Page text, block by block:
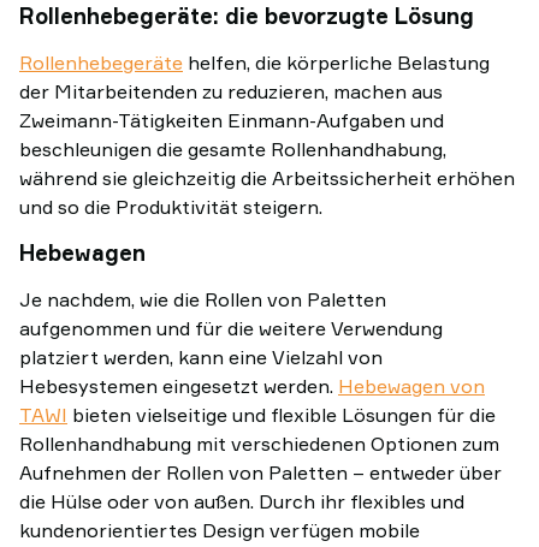
Rollenhebegeräte: die bevorzugte Lösung
Rollenhebegeräte helfen, die körperliche Belastung
der Mitarbeitenden zu reduzieren, machen aus
Zweimann-Tätigkeiten Einmann-Aufgaben und
beschleunigen die gesamte Rollenhandhabung,
während sie gleichzeitig die Arbeitssicherheit erhöhen
und so die Produktivität steigern.
Hebewagen
Je nachdem, wie die Rollen von Paletten
aufgenommen und für die weitere Verwendung
platziert werden, kann eine Vielzahl von
Hebesystemen eingesetzt werden. Hebewagen von
TAWI bieten vielseitige und flexible Lösungen für die
Rollenhandhabung mit verschiedenen Optionen zum
Aufnehmen der Rollen von Paletten – entweder über
die Hülse oder von außen. Durch ihr flexibles und
kundenorientiertes Design verfügen mobile